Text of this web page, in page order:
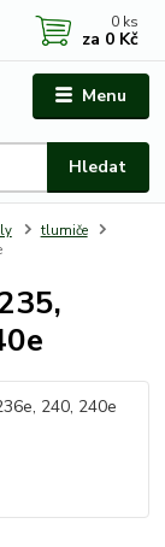
Menu
Hledat
0 ks
za 0 Kč
tlumiče